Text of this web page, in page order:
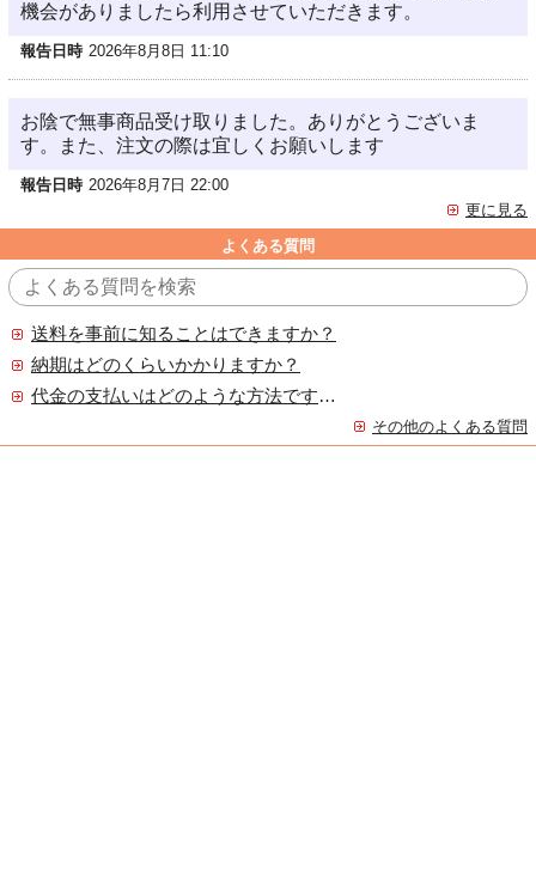
機会がありましたら利用させていただきます。
報告日時 2026年8月8日 11:10
お陰で無事商品受け取りました。ありがとうございま
す。また、注文の際は宜しくお願いします
報告日時 2026年8月7日 22:00
更に見る
よくある質問
送料を事前に知ることはできますか？
納期はどのくらいかかりますか？
代金の支払いはどのような方法ですか？
その他のよくある質問